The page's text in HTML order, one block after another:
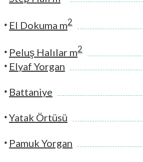
* El Dokuma m2
* Peluş Halılar m2
* Elyaf Yorgan
* Battaniye
* Yatak Örtüsü
* Pamuk Yorgan